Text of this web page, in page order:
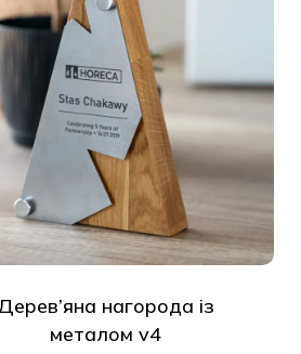
товарів.
нагорода із
металом v4